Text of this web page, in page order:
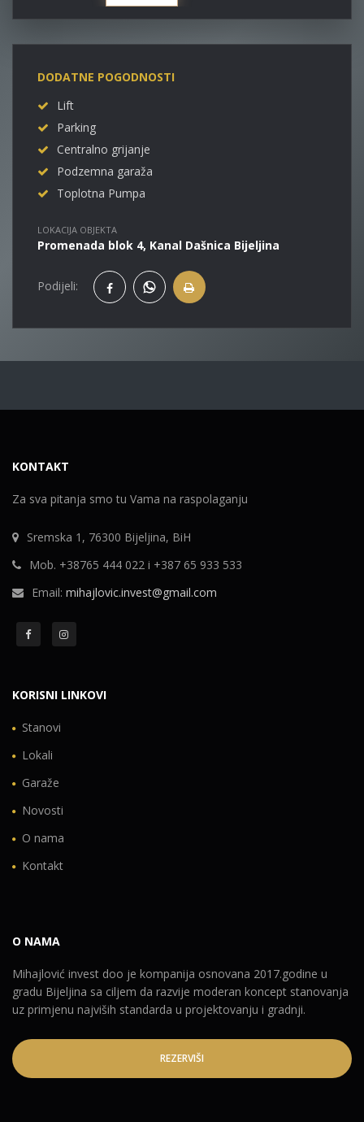
DODATNE POGODNOSTI
Lift
Parking
Centralno grijanje
Podzemna garaža
Toplotna Pumpa
LOKACIJA OBJEKTA
Promenada blok 4, Kanal Dašnica Bijeljina
Podijeli:
KONTAKT
Za sva pitanja smo tu Vama na raspolaganju
Sremska 1, 76300 Bijeljina, BiH
Mob. +38765 444 022 i +387 65 933 533
Email: mihajlovic.invest@gmail.com
KORISNI LINKOVI
Stanovi
Lokali
Garaže
Novosti
O nama
Kontakt
O NAMA
Mihajlović invest doo je kompanija osnovana 2017.godine u
gradu Bijeljina sa ciljem da razvije moderan koncept stanovanja
uz primjenu najviših standarda u projektovanju i gradnji.
REZERVIŠI